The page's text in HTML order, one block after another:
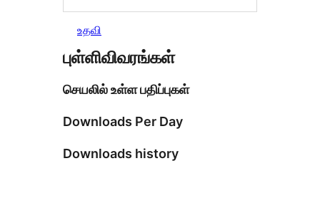
உதவி
புள்ளிவிவரங்கள்
செயலில் உள்ள பதிப்புகள்
Downloads Per Day
Downloads history